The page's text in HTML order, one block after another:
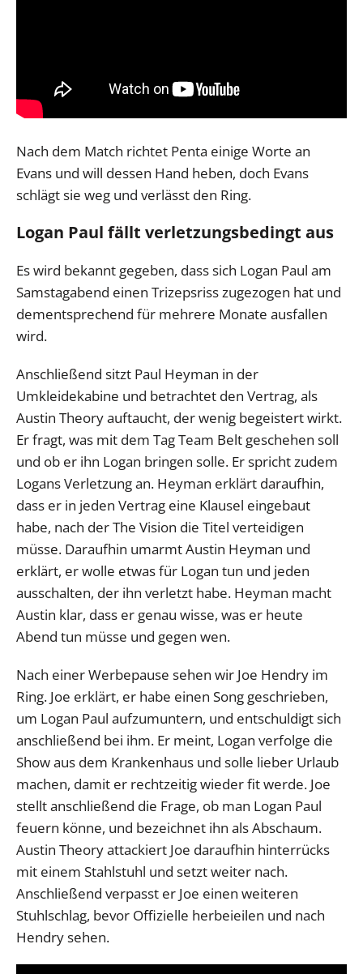
Nach dem Match richtet Penta einige Worte an
Evans und will dessen Hand heben, doch Evans
schlägt sie weg und verlässt den Ring.
Logan Paul fällt verletzungsbedingt aus
Es wird bekannt gegeben, dass sich Logan Paul am
Samstagabend einen Trizepsriss zugezogen hat und
dementsprechend für mehrere Monate ausfallen
wird.
Anschließend sitzt Paul Heyman in der
Umkleidekabine und betrachtet den Vertrag, als
Austin Theory auftaucht, der wenig begeistert wirkt.
Er fragt, was mit dem Tag Team Belt geschehen soll
und ob er ihn Logan bringen solle. Er spricht zudem
Logans Verletzung an. Heyman erklärt daraufhin,
dass er in jeden Vertrag eine Klausel eingebaut
habe, nach der The Vision die Titel verteidigen
müsse. Daraufhin umarmt Austin Heyman und
erklärt, er wolle etwas für Logan tun und jeden
ausschalten, der ihn verletzt habe. Heyman macht
Austin klar, dass er genau wisse, was er heute
Abend tun müsse und gegen wen.
Nach einer Werbepause sehen wir Joe Hendry im
Ring. Joe erklärt, er habe einen Song geschrieben,
um Logan Paul aufzumuntern, und entschuldigt sich
anschließend bei ihm. Er meint, Logan verfolge die
Show aus dem Krankenhaus und solle lieber Urlaub
machen, damit er rechtzeitig wieder fit werde. Joe
stellt anschließend die Frage, ob man Logan Paul
feuern könne, und bezeichnet ihn als Abschaum.
Austin Theory attackiert Joe daraufhin hinterrücks
mit einem Stahlstuhl und setzt weiter nach.
Anschließend verpasst er Joe einen weiteren
Stuhlschlag, bevor Offizielle herbeieilen und nach
Hendry sehen.